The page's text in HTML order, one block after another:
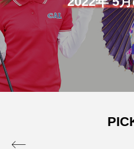
CAL(キャル)職場見学
CAL&ME
2024.08.25
